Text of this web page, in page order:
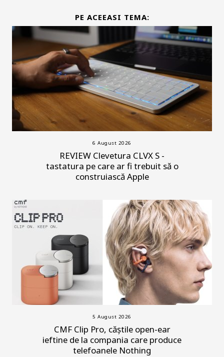
PE ACEEASI TEMA:
6 August 2026
REVIEW Clevetura CLVX S -
tastatura pe care ar fi trebuit să o
construiască Apple
5 August 2026
CMF Clip Pro, căștile open-ear
ieftine de la compania care produce
telefoanele Nothing